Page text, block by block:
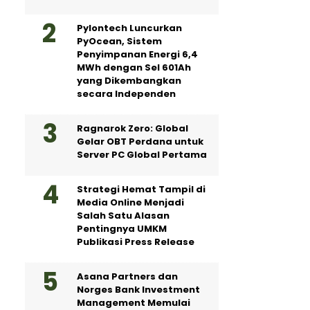
Pylontech Luncurkan
PyOcean, Sistem
Penyimpanan Energi 6,4
MWh dengan Sel 601Ah
yang Dikembangkan
secara Independen
Ragnarok Zero: Global
Gelar OBT Perdana untuk
Server PC Global Pertama
Strategi Hemat Tampil di
Media Online Menjadi
Salah Satu Alasan
Pentingnya UMKM
Publikasi Press Release
Asana Partners dan
Norges Bank Investment
Management Memulai